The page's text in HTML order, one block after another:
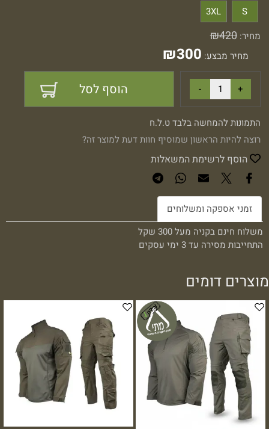
S
3XL
מחיר:
₪420
מחיר מבצע: ₪300
הוסף לסל
התמונות להמחשה בלבד ט.ל.ח
רוצה להיות הראשון שמוסיף חוות דעת למוצר זה?
הוסף לרשימת המשאלות
זמני אספקה ומשלוחים
משלוח חינם בקניה מעל 300 שקל
התחייבות מסירה עד 3 ימי עסקים
מוצרים דומים